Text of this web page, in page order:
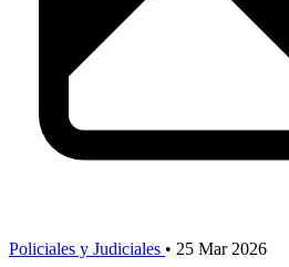
Policiales y Judiciales • 25 Mar 2026